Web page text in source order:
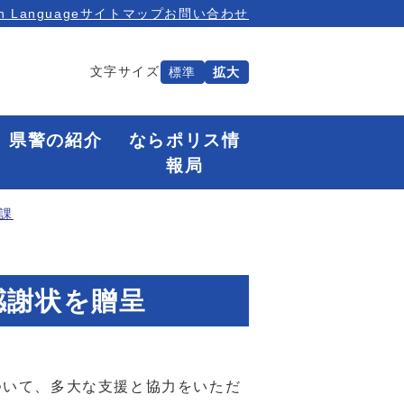
Languageサイトマップお問い合わせ
文字サイズ 標準 拡大
県警の紹介
ならポリス情
報局
状を贈呈
て、多大な支援と協力をいただ